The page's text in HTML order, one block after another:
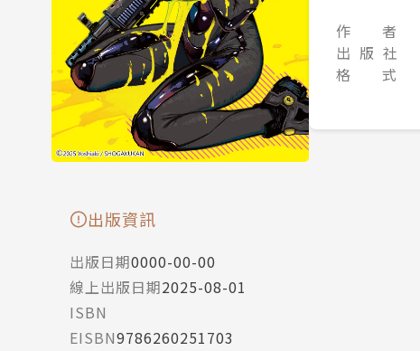
作 者
出 版 社
格 式
出版資訊
出版日期0000-00-00
線上出版日期2025-08-01
ISBN
EISBN9786260251703